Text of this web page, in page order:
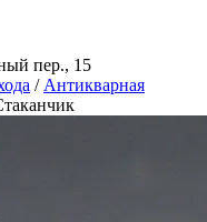
пер., 15
/ Антикварная